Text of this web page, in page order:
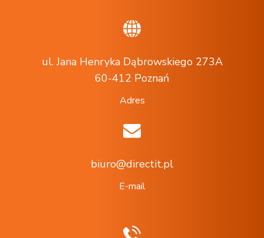
ul. Jana Henryka Dąbrowskiego 273A
60-412 Poznań
Adres
biuro@directit.pl
E-mail